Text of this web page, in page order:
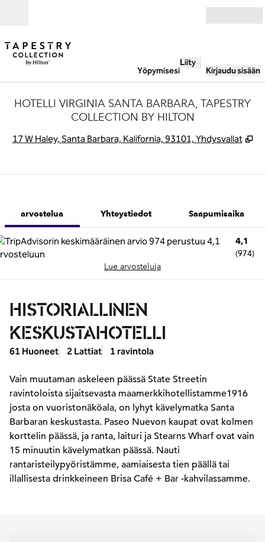
Yöpymisesi
Liity
Kirjaudu sisään
HOTELLI VIRGINIA SANTA BARBARA, TAPESTRY
COLLECTION BY HILTON
17 W Haley, Santa Barbara, Kalifornia, 93101, Yhdysvallat ,
arvostelua Yhteystiedot Saapumisaika
4,1
(974)
Lue arvosteluja
HISTORIALLINEN
KESKUSTAHOTELLI
61 Huoneet 2 Lattiat 1 ravintola
Vain muutaman askeleen päässä State Streetin
ravintoloista sijaitsevasta maamerkkihotellistamme1916
josta on vuoristonäköala, on lyhyt kävelymatka Santa
Barbaran keskustasta. Paseo Nuevon kaupat ovat kolmen
korttelin päässä, ja ranta, laituri ja Stearns Wharf ovat vain
15 minuutin kävelymatkan päässä. Nauti
rantaristeilypyöristämme, aamiaisesta tien päällä tai
illallisesta drinkkeineen Brisa Café + Bar -kahvilassamme.